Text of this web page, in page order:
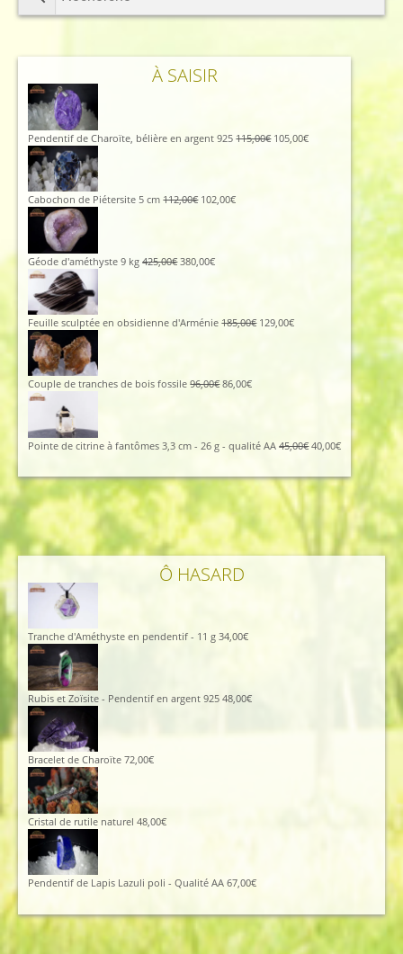
À SAISIR
Pendentif de Charoïte, bélière en argent 925 115,00€ Le
105,00€Le
Cabochon de Piétersite 5 cm 112,00€ Le
112,00€.
102,00€Le
Géode d'améthyste 9 kg 425,00€ Le
425,00€.
380,00€Le
380,00€.
Feuille sculptée en obsidienne d'Arménie 185,00€ Le
129,00€Le
Couple de tranches de bois fossile 96,00€Le
96,00€.
86,00€Le
86,00€.
Pointe de citrine à fantômes 3,3 cm - 26 g - qualité AA 45,00€Le
initial
était :
40,00€Le
prix
actuel
40,00€.
Ô HASARD
Tranche d'Améthyste en pendentif - 11 g 34,00€
Rubis et Zoïsite - Pendentif en argent 925 48,00€
Bracelet de Charoïte 72,00€
Cristal de rutile naturel 48,00€
Pendentif de Lapis Lazuli poli - Qualité AA 67,00€